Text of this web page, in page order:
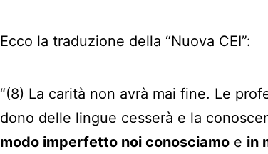
Ecco la traduzione della “Nuova CEI”:
“(8) La carità non avrà mai fine. Le
dono delle lingue cesserà e la
modo imperfetto noi conosciamo e in